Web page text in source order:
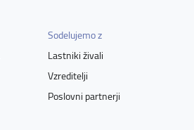
Sodelujemo z
Lastniki živali
Vzreditelji
Poslovni partnerji